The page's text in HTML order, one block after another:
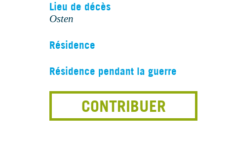
Lieu de décès
Osten
Résidence
Résidence pendant la guerre
CONTRIBUER